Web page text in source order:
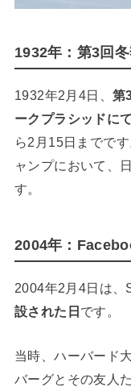
1932年：第3回
1932年2月4日、第
ークプラシッドに
ら2月15日までで
ャンプにおいて、
す。
2004年：
2004年2月4日は、
設された日です。
当時、ハーバード
バーグとその友人